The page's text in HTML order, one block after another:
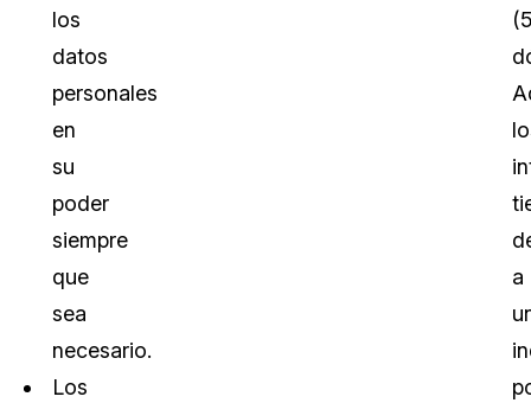
los
datos
personales
en
su
poder
siempre
que
sea
necesario.
Los
a